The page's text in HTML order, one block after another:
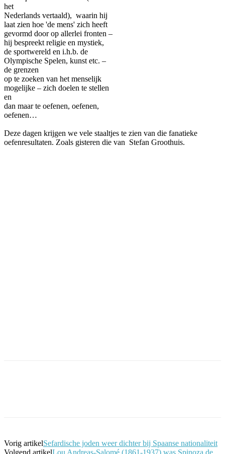
het
Nederlands vertaald), waarin hij
laat zien hoe 'de mens' zich heeft
gevormd door op allerlei fronten –
hij bespreekt religie en mystiek,
de sportwereld en i.h.b. de
Olympische Spelen, kunst etc. –
de grenzen
op te zoeken van het menselijk
mogelijke – zich doelen te stellen
en
dan maar te oefenen, oefenen,
oefenen…
Deze dagen krijgen we vele staaltjes te zien van die fanatieke
oefenresultaten. Zoals gisteren die van Stefan Groothuis.
Vorig artikelSefardische joden weer dichter bij Spaanse nationaliteit
Volgend artikelLou Andreas-Salomé (1861-1937) was Spinoza de